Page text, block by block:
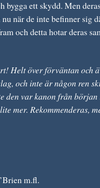
bygga ett skydd. Men
när de inte befinner sig
och detta hotar deras
Helt över förväntan och
och inte är någon ren
den var kanon från
mer. Rekommenderas,
m.fl.